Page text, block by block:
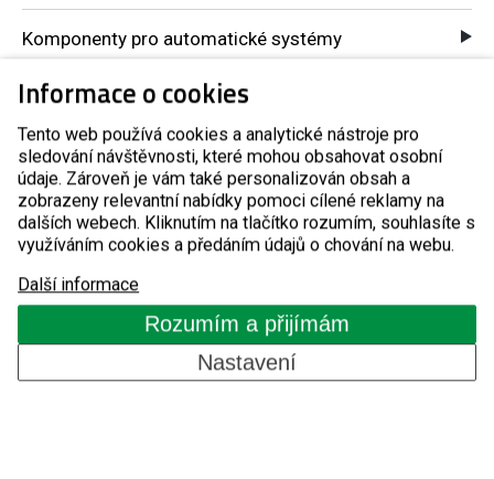
Komponenty pro automatické systémy
O nás
Reference
Blog
Kontakty
Informace o cookies
Tento web používá cookies a analytické nástroje pro
sledování návštěvnosti, které mohou obsahovat osobní
údaje. Zároveň je vám také personalizován obsah a
zobrazeny relevantní nabídky pomoci cílené reklamy na
dalších webech. Kliknutím na tlačítko rozumím, souhlasíte s
využíváním cookies a předáním údajů o chování na webu.
Další informace
Rozumím a přijímám
Nastavení